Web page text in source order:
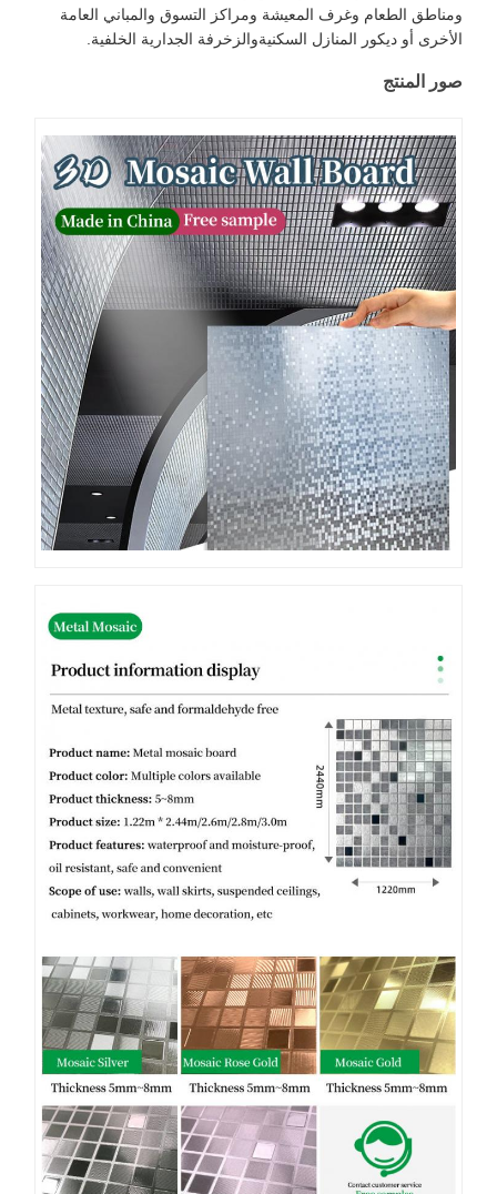
ومناطق الطعام وغرف المعيشة ومراكز التسوق والمباني العامة
الأخرى أو ديكور المنازل السكنيةوالزخرفة الجدارية الخلفية.
صور المنتج